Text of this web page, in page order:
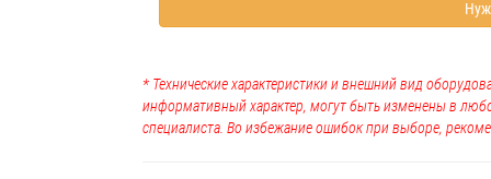
* Технические характеристики и внешний вид
информативный характер, могут быть изменены в
специалиста. Во избежание ошибок при выборе,